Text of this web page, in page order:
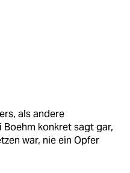
als andere
konkret sagt gar,
war, nie ein Opfer